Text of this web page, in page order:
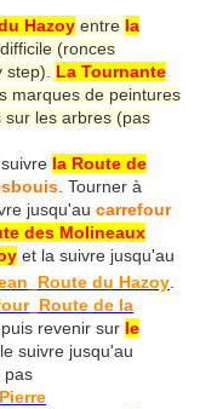
Hazoy entre la
(ronces
La Tournante
marques de peintures
sur les arbres (pas
, suivre la Route de
. Tourner à
jusqu'au carrefour
des Molineaux
et la suivre jusqu'au
du Hazoy
de la
puis revenir sur le
suivre jusqu'au
pas